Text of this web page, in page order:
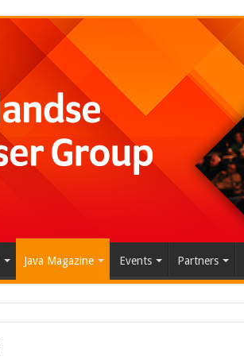
Java Magazine Events Partners